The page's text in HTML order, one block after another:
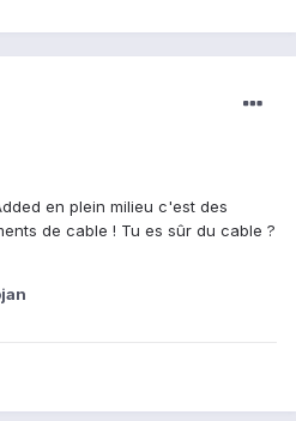
en plein milieu c'est des
de cable ! Tu es sûr du cable ?